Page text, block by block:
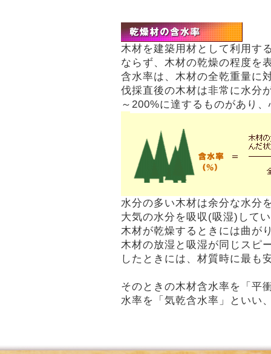
木材を建築用材として利用す
ならず、木材の乾燥の程度を
含水率は、木材の全乾重量に
伐採直後の木材は非常に水分
～200%に達するものがあり
水分の多い木材は余分な水分
大気の水分を吸収(吸湿)して
木材が乾燥するときには曲が
木材の放湿と吸湿が同じスピ
したときには、材質時に最も
そのときの木材含水率を「平
水率を「気乾含水率」といい